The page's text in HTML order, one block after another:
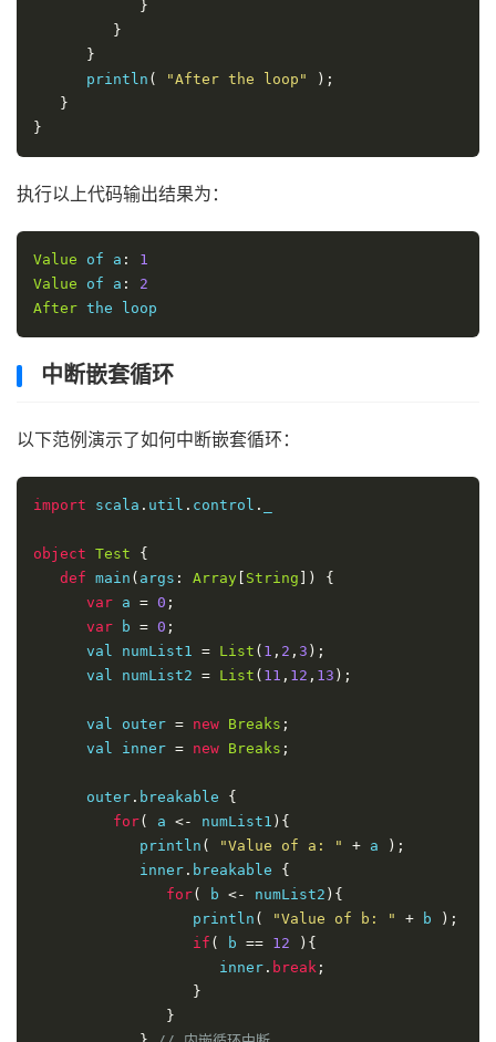
}
}
}
      println
( "After the loop"
);
}
}
执行以上代码输出结果为：
Value of a :
1
Value of a :
2
After the loop
中断嵌套循环
以下范例演示了如何中断嵌套循环：
import scala . util . control .
object Test
{
def main ( args : Array String ])
{
var a = 0 ;
var b = 0 ;
      val numList1
= List ( 1 , 2 , 3 );
      val numList2
= List ( 11 , 12 , 13 );
      val outer
= new Breaks ;
      val inner
= new Breaks ;
      outer
. breakable {
for( a <- numList1 ){
            println
( "Value of a: " + a
);
            inner
. breakable {
for( b <- numList2 ){
                  println
( "Value of b: " + b
);
if ( b == 12
){
                     inner
. break ;
}
}